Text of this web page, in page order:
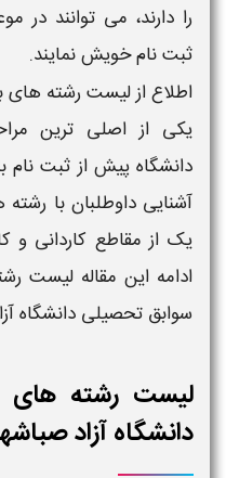
را دارند، می توانند در
ثبت نام خویش نمایند.
اطلاع ازلیست رشته های
یکی از اصلی ترین
دانشگاهپیش از ثبت نام
آشنایی داوطلبان با رشته
یک از مقاطع کاردانی و
ادامه این مقالهلیست
سوابق تحصیلی دانشگاه
لیست رشته های
دانشگاه آزاد صباشهر